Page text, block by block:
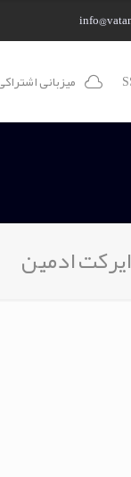
میزبانی
ادمین